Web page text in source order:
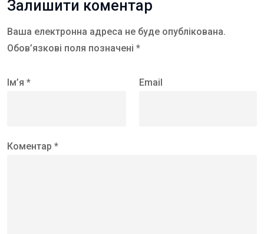
Залишити коментар
Ваша електронна адреса не буде опублікована.
Обов’язкові поля позначені *
Ім’я * Email
Коментар *